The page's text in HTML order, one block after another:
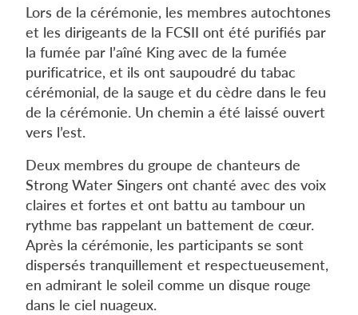
Lors de la cérémonie, les membres autochtones
et les dirigeants de la FCSII ont été purifiés par
la fumée par l’aîné King avec de la fumée
purificatrice, et ils ont saupoudré du tabac
cérémonial, de la sauge et du cèdre dans le feu
de la cérémonie. Un chemin a été laissé ouvert
vers l’est.
Deux membres du groupe de chanteurs de
Strong Water Singers ont chanté avec des voix
claires et fortes et ont battu au tambour un
rythme bas rappelant un battement de cœur.
Après la cérémonie, les participants se sont
dispersés tranquillement et respectueusement,
en admirant le soleil comme un disque rouge
dans le ciel nuageux.